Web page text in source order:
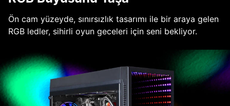
Ön cam yüzeyde, sınırsızlık tasarımı ile bir araya gelen
RGB ledler, sihirli oyun geceleri için seni bekliyor.